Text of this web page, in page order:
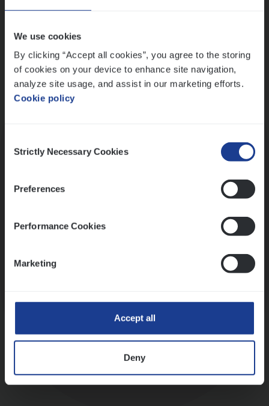
We use cookies
By clicking “Accept all cookies”, you agree to the storing
of cookies on your device to enhance site navigation,
analyze site usage, and assist in our marketing efforts.
Cookie policy
Selection
Strictly Necessary Cookies
Preferences
Performance Cookies
Marketing
Accept all
Deny